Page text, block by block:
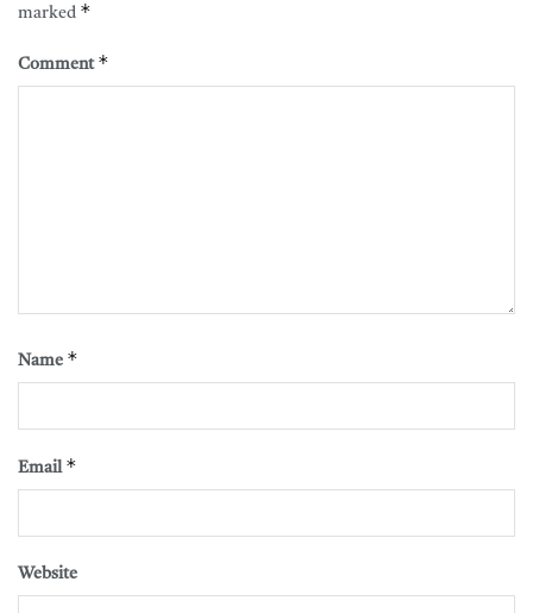
marked *
Comment *
Name *
Email *
Website